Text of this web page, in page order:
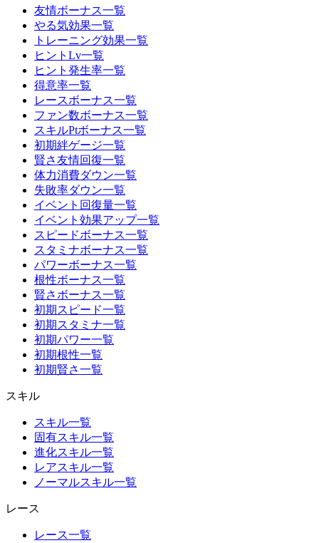
友情ボーナス一覧
やる気効果一覧
トレーニング効果一覧
ヒントLv一覧
ヒント発生率一覧
得意率一覧
レースボーナス一覧
ファン数ボーナス一覧
スキルPtボーナス一覧
初期絆ゲージ一覧
賢さ友情回復一覧
体力消費ダウン一覧
失敗率ダウン一覧
イベント回復量一覧
イベント効果アップ一覧
スピードボーナス一覧
スタミナボーナス一覧
パワーボーナス一覧
根性ボーナス一覧
賢さボーナス一覧
初期スピード一覧
初期スタミナ一覧
初期パワー一覧
初期根性一覧
初期賢さ一覧
スキル
スキル一覧
固有スキル一覧
進化スキル一覧
レアスキル一覧
ノーマルスキル一覧
レース
レース一覧